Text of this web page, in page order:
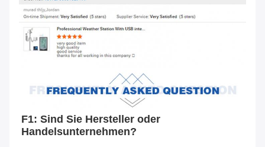
F1: Sind Sie Hersteller oder
Handelsunternehmen?